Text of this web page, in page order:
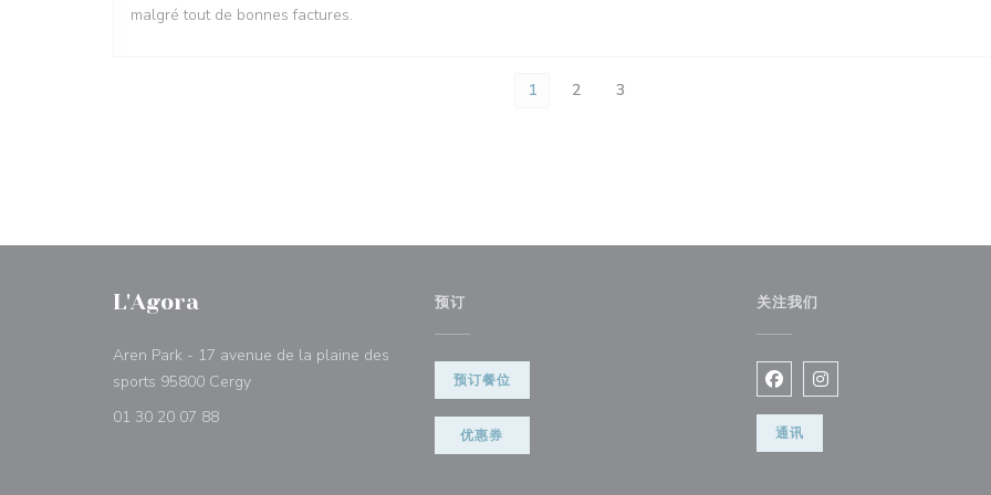
malgré tout de bonnes factures.
1 2 3
L'Agora
Aren Park - 17 avenue de la plaine des
sports 95800 Cergy((在新窗口中打开))
01 30 20 07 88
预订
预订餐位
优惠券
关注我们
Facebook ((在新窗口中打开))
Instagram ((在新窗口
通讯